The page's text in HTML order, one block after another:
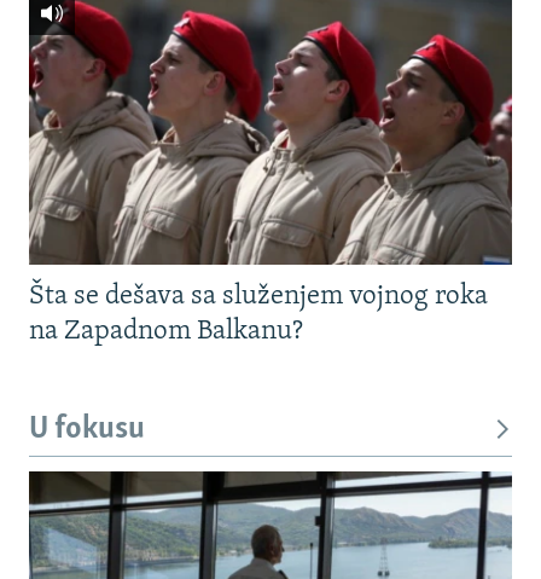
Šta se dešava sa služenjem vojnog roka
na Zapadnom Balkanu?
U fokusu